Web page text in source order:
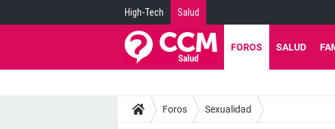
High-Tech Salud
FOROS SALUD
Foros Sexualidad